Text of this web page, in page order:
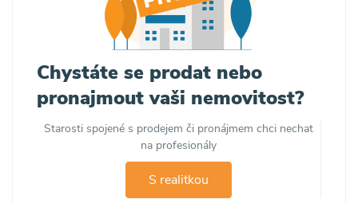
Chystáte se prodat nebo
pronajmout vaši nemovitost?
Starosti spojené s prodejem či pronájmem chci nechat
na profesionály
S realitkou